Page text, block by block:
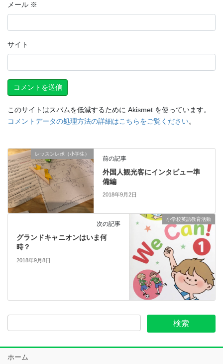
メール ※
サイト
このサイトはスパムを低減するために Akismet を使っています。
コメントデータの処理方法の詳細はこちらをご覧ください。
レッスンレポ（小学生）
前の記事
外国人観光客にインタビュー準
備編
2018年9月2日
小学校英語教育活動
次の記事
グランドキャニオンはいま何
時？
2018年9月8日
ホーム